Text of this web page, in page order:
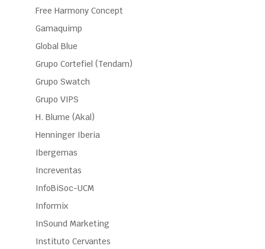
Free Harmony Concept
Gamaquimp
Global Blue
Grupo Cortefiel (Tendam)
Grupo Swatch
Grupo VIPS
H. Blume (Akal)
Henninger Iberia
Ibergemas
Increventas
InfoBiSoc-UCM
Informix
InSound Marketing
Instituto Cervantes